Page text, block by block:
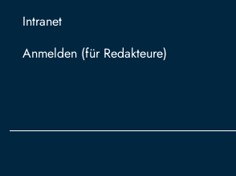
Intranet
Mit TUBAF Login anmelden